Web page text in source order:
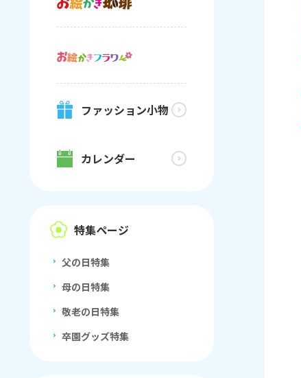
ファッション小物
カレンダー
特集ページ
父の日特集
母の日特集
敬老の日特集
卒園グッズ特集